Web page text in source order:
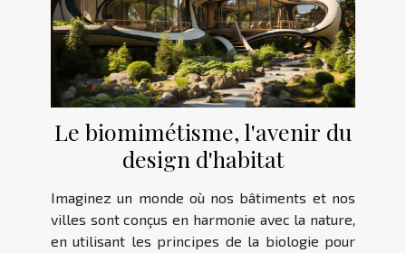
Le biomimétisme, l'avenir du
design d'habitat
Imaginez un monde où nos bâtiments et nos
villes sont conçus en harmonie avec la nature,
en utilisant les principes de la biologie pour